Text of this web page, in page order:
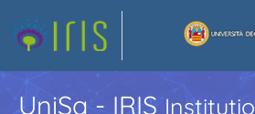
UniSa - IRIS